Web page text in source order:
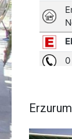
Erzurum